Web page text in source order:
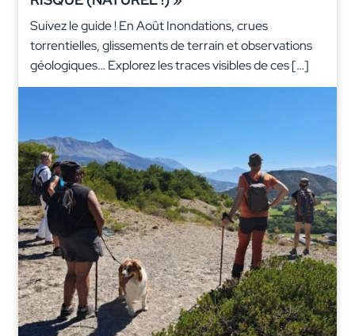
Suivez le guide ! En Août Inondations, crues
torrentielles, glissements de terrain et observations
géologiques… Explorez les traces visibles de ces […]